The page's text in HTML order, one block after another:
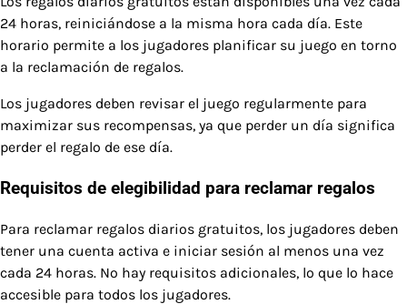
24 horas, reiniciándose a la misma hora cada día. Este
horario permite a los jugadores planificar su juego en torno
a la reclamación de regalos.
Los jugadores deben revisar el juego regularmente para
maximizar sus recompensas, ya que perder un día significa
perder el regalo de ese día.
Requisitos de elegibilidad para reclamar regalos
Para reclamar regalos diarios gratuitos, los jugadores deben
tener una cuenta activa e iniciar sesión al menos una vez
cada 24 horas. No hay requisitos adicionales, lo que lo hace
accesible para todos los jugadores.